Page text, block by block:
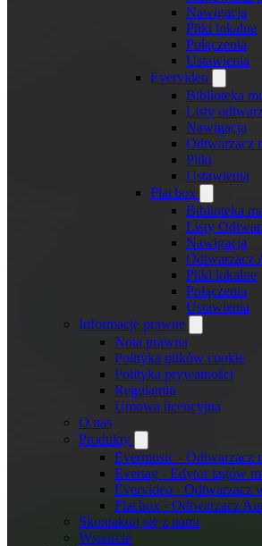
Nawigacja
Pliki lokalne
Połączenia
Ustawienia
Evervideo
Biblioteka
Listy
Nawigacja
Odtwarzacz
Pliki
Ustawienia
Flacbox
Biblioteka
Listy
Nawigacja
Odtwarzacz
Pliki lokalne
Połączenia
Ustawienia
Informacje prawne
Nota prawna
Polityka plików cookie
Polityka prywatności
Regulamin
Umowa licencyjna
O nas
Produkty
Evermusic - Odtwarzacz
Evertag - Edytor tagów
Evervideo - Odtwarzacz
Flacbox - Odtwarzacz
Skontaktuj się z nami
Wsparcie